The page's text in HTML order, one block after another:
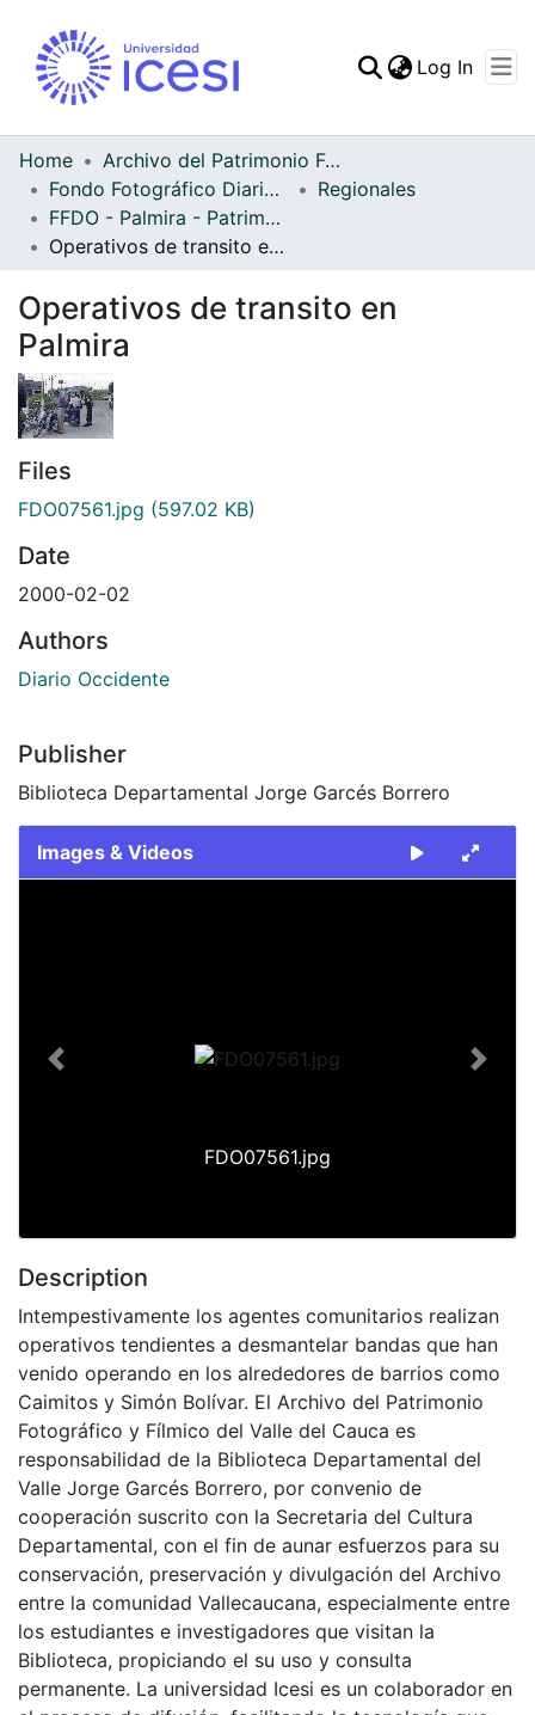
Statistics
Log In
Home
Archivo del Patrimonio Fotográfico y Fílmico del Valle del Cauca
Fondo Fotográfico Diario Occidente
Regionales
FFDO - Palmira - Patrimonial
Operativos de transito en Palmira
Operativos de transito en
Palmira
Files
FDO07561.jpg (597.02 KB)
Date
2000-02-02
Authors
Diario Occidente
Publisher
Biblioteca Departamental Jorge Garcés Borrero
Images & Videos
FDO07561.jpg
Previous Next
Description
Intempestivamente los agentes comunitarios realizan
operativos tendientes a desmantelar bandas que han
venido operando en los alrededores de barrios como
Caimitos y Simón Bolívar. El Archivo del Patrimonio
Fotográfico y Fílmico del Valle del Cauca es
responsabilidad de la Biblioteca Departamental del
Valle Jorge Garcés Borrero, por convenio de
cooperación suscrito con la Secretaria del Cultura
Departamental, con el fin de aunar esfuerzos para su
conservación, preservación y divulgación del Archivo
entre la comunidad Vallecaucana, especialmente entre
los estudiantes e investigadores que visitan la
Biblioteca, propiciando el su uso y consulta
permanente. La universidad Icesi es un colaborador en